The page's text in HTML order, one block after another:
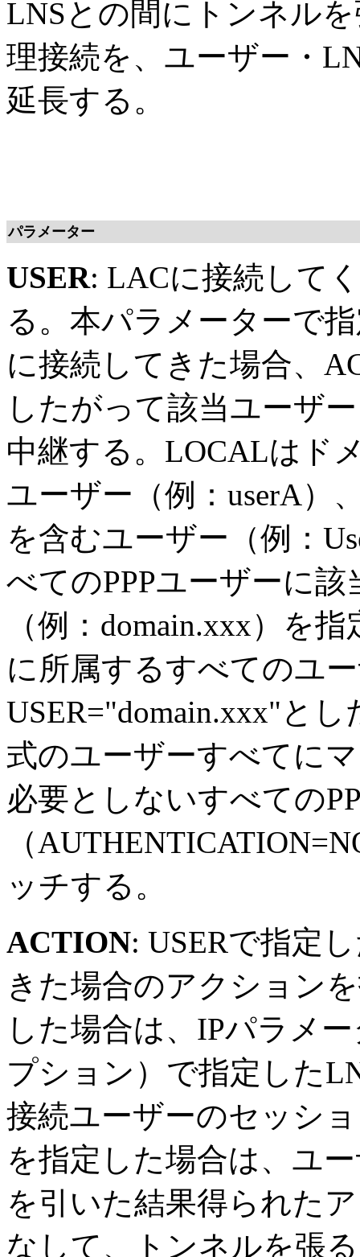
LNSとの間にトンネル
理接続を、ユーザー・
延長する。
パラメーター
USER: LACに接続して
る。本パラメーターで
に接続してきた場合、
したがって該当ユーザ
中継する。LOCALはド
ユーザー（例：userA）
を含むユーザー（例：
べてのPPPユーザーに
（例：domain.xxx）を
に所属するすべてのユ
USER="domain.xxx"と
式のユーザーすべてに
必要としないすべての
（
ッチする。
ACTION: USERで指定
きた場合のアクション
した場合は、IPパラメ
プション）で指定した
接続ユーザーのセッシ
を指定した場合は、ユ
を引いた結果得られた
なして、トンネルを張